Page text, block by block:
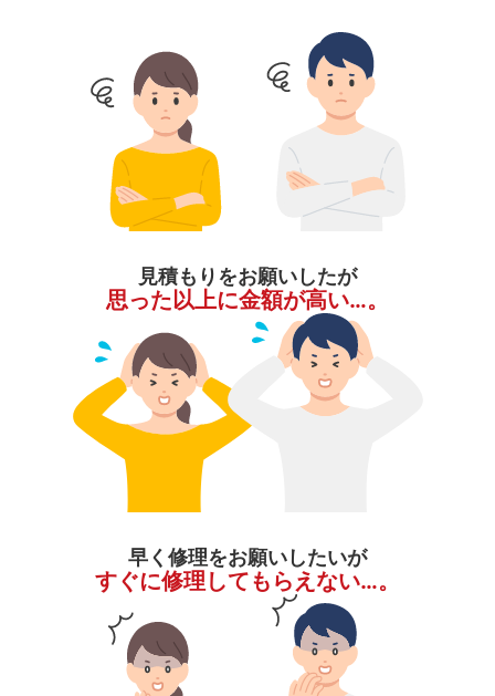
見積もりをお願いしたが
思った以上に金額が高い…。
早く修理をお願いしたいが
すぐに修理してもらえない…。